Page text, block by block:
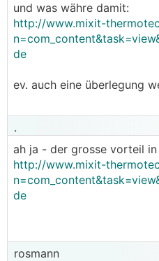
und was währe damit:
http://www.mixit-
de
ev. auch eine überlegung
.
ah ja - der grosse vorteil in
http://www.mixit-
de
rosmann